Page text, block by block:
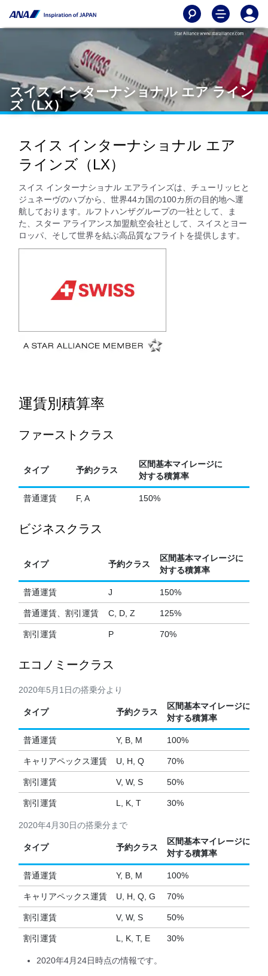
スイス インターナショナル エア ライン
ズ（LX）
スイス インターナショナル エア
ラインズ（LX）
スイス インターナショナル エアラインズは、チューリッヒと
ジュネーヴのハブから、世界44カ国の100カ所の目的地へ運
航しております。ルフトハンザグループの一社として、ま
た、スター アライアンス加盟航空会社として、スイスとヨー
ロッパ、そして世界を結ぶ高品質なフライトを提供します。
運賃別積算率
ファーストクラス
タイプ 予約クラス
区間基本マイレージに
対する積算率
普通運賃 F, A 150%
ビジネスクラス
タイプ 予約クラス
区間基本マイレージに
対する積算率
普通運賃 J 150%
普通運賃、割引運賃 C, D, Z 125%
割引運賃 P 70%
エコノミークラス
2020年5月1日の搭乗分より
タイプ 予約クラス
区間基本マイレージに
対する積算率
普通運賃 Y, B, M 100%
キャリアペックス運賃 U, H, Q 70%
割引運賃 V, W, S 50%
割引運賃 L, K, T 30%
2020年4月30日の搭乗分まで
タイプ 予約クラス
区間基本マイレージに
対する積算率
普通運賃 Y, B, M 100%
キャリアペックス運賃 U, H, Q, G 70%
割引運賃 V, W, S 50%
割引運賃 L, K, T, E 30%
2020年4月24日時点の情報です。